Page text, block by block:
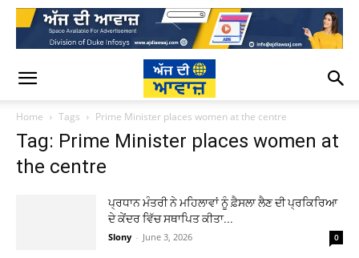
Home Tags Prime Minister places women at the centre
Tag: Prime Minister places women at
the centre
ਪ੍ਰਧਾਨ ਮੰਤਰੀ ਨੇ ਮਹਿਲਾਵਾਂ ਨੂੰ ਫ਼ੈਸਲਾ ਲੈਣ ਦੀ ਪ੍ਰਕਿਰਿਆ
ਦੇ ਕੇਂਦਰ ਵਿੱਚ ਸਥਾਪਿਤ ਕੀਤਾ...
Slony - June 3, 2026 0